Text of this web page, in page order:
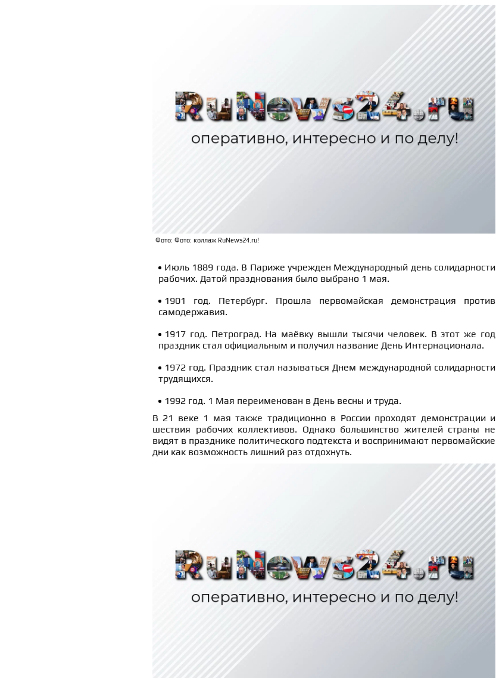
Фото: Фото: коллаж RuNews24.ru!
Июль 1889 года. В Париже учрежден Международный день солидарности
рабочих. Датой празднования было выбрано 1 мая.
1901 год. Петербург. Прошла первомайская демонстрация против
самодержавия.
1917 год. Петроград. На маёвку вышли тысячи человек. В этот же год
праздник стал официальным и получил название День Интернационала.
1972 год. Праздник стал называться Днем международной солидарности
трудящихся.
1992 год. 1 Мая переименован в День весны и труда.
В 21 веке 1 мая также традиционно в России проходят демонстрации и
шествия рабочих коллективов. Однако большинство жителей страны не
видят в празднике политического подтекста и воспринимают первомайские
дни как возможность лишний раз отдохнуть.